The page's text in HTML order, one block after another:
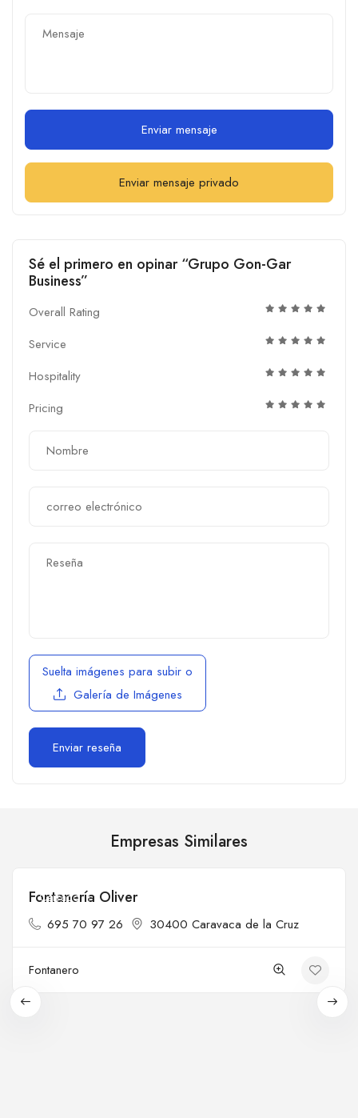
Enviar mensaje
Enviar mensaje privado
Sé el primero en opinar “Grupo Gon-Gar
Business”
Overall Rating
Service
Hospitality
Pricing
Suelta imágenes para subir o
Galería de Imágenes
Empresas Similares
Cerrado
Fontanería Oliver
695 70 97 26 30400 Caravaca de la Cruz
Fontanero